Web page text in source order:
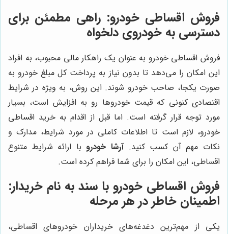
فروش اقساطی خودرو: راهی مطمئن برای
دسترسی به خودروی دلخواه
فروش اقساطی خودرو به عنوان یک راهکار مالی محبوب، به افراد
این امکان را می‌دهد تا بدون نیاز به پرداخت کل مبلغ خودرو به
صورت یکجا، صاحب خودرو شوند. این روش، به ویژه در شرایط
اقتصادی کنونی که قیمت خودروها رو به افزایش است، بسیار
مورد توجه قرار گرفته است. اما قبل از اقدام به خرید اقساطی
خودرو، لازم است تا اطلاعات کاملی در مورد شرایط، مدارک و
نکات مهم آن کسب کنید.آرشا خودرو با ارائه شرایط متنوع
اقساطی، این امکان را برای شما فراهم کرده است.
فروش اقساطی خودرو با سند به نام خریدار:
اطمینان خاطر در هر مرحله
یکی از مهم‌ترین دغدغه‌های خریداران خودروهای اقساطی،